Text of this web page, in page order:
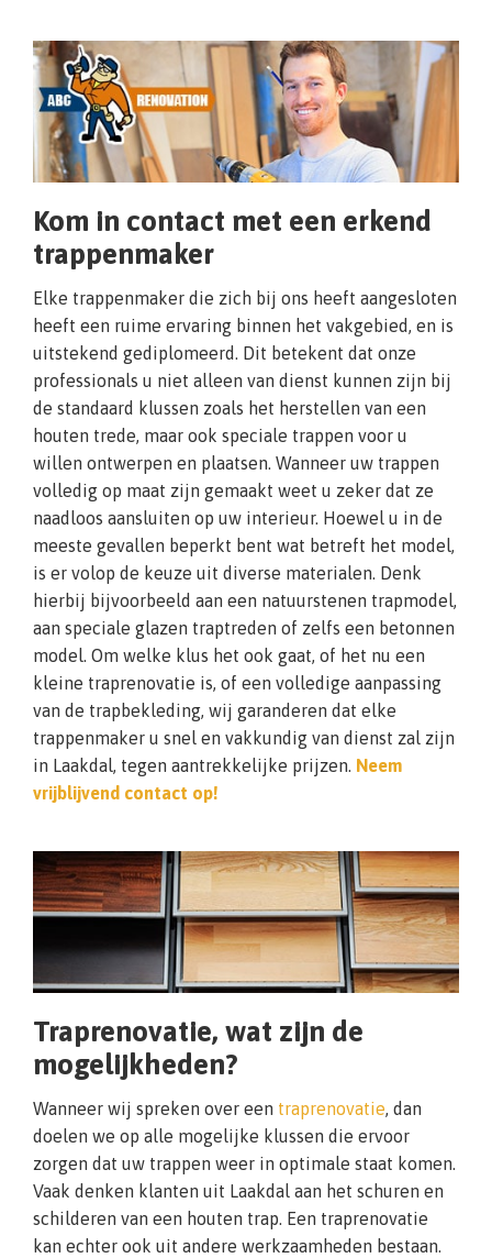
Kom in contact met een erkend
trappenmaker
Elke trappenmaker die zich bij ons heeft aangesloten
heeft een ruime ervaring binnen het vakgebied, en is
uitstekend gediplomeerd. Dit betekent dat onze
professionals u niet alleen van dienst kunnen zijn bij
de standaard klussen zoals het herstellen van een
houten trede, maar ook speciale trappen voor u
willen ontwerpen en plaatsen. Wanneer uw trappen
volledig op maat zijn gemaakt weet u zeker dat ze
naadloos aansluiten op uw interieur. Hoewel u in de
meeste gevallen beperkt bent wat betreft het model,
is er volop de keuze uit diverse materialen. Denk
hierbij bijvoorbeeld aan een natuurstenen trapmodel,
aan speciale glazen traptreden of zelfs een betonnen
model. Om welke klus het ook gaat, of het nu een
kleine traprenovatie is, of een volledige aanpassing
van de trapbekleding, wij garanderen dat elke
trappenmaker u snel en vakkundig van dienst zal zijn
in Laakdal, tegen aantrekkelijke prijzen. Neem
vrijblijvend contact op!
Traprenovatie, wat zijn de
mogelijkheden?
Wanneer wij spreken over een traprenovatie, dan
doelen we op alle mogelijke klussen die ervoor
zorgen dat uw trappen weer in optimale staat komen.
Vaak denken klanten uit Laakdal aan het schuren en
schilderen van een houten trap. Een traprenovatie
kan echter ook uit andere werkzaamheden bestaan.